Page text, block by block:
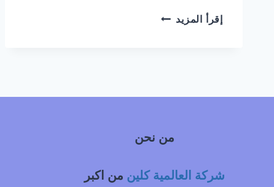
إقرأ المزيد شركة
من نحن
شركة العالمية كلين من اكبر